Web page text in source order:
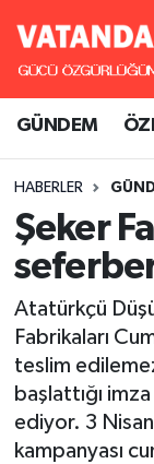
GÜNDEM
HABERLER
Şeker
Atatürkçü
Fabrikaları
teslim
başlattığı
ediyor. 3
kampanyası
GÜNDEM
SPOR
SİYASET
SAĞLIK
Hava
Süper Lig
Tüm
Son
Haber